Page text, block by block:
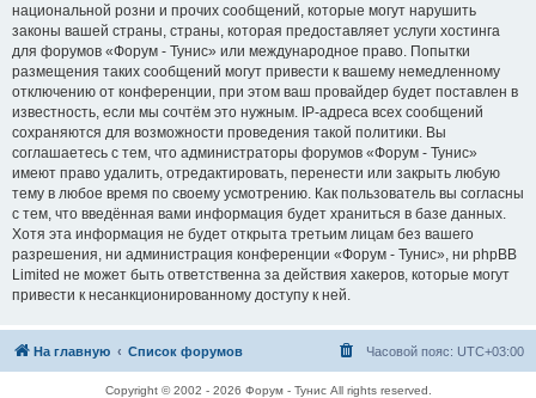
национальной розни и прочих сообщений, которые могут нарушить
законы вашей страны, страны, которая предоставляет услуги хостинга
для форумов «Форум - Тунис» или международное право. Попытки
размещения таких сообщений могут привести к вашему немедленному
отключению от конференции, при этом ваш провайдер будет поставлен в
известность, если мы сочтём это нужным. IP-адреса всех сообщений
сохраняются для возможности проведения такой политики. Вы
соглашаетесь с тем, что администраторы форумов «Форум - Тунис»
имеют право удалить, отредактировать, перенести или закрыть любую
тему в любое время по своему усмотрению. Как пользователь вы согласны
с тем, что введённая вами информация будет храниться в базе данных.
Хотя эта информация не будет открыта третьим лицам без вашего
разрешения, ни администрация конференции «Форум - Тунис», ни phpBB
Limited не может быть ответственна за действия хакеров, которые могут
привести к несанкционированному доступу к ней.
На главную Список форумов Часовой пояс: UTC+03:00
Copyright © 2002 - 2026 Форум - Тунис All rights reserved.